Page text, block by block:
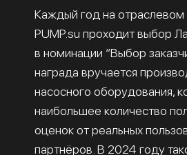
Каждый год на отраслевом
PUMP.su проходит выбор
в номинации “Выбор
награда вручается
насосного оборудования,
наибольшее количество
оценок от реальных
партнёров. В 2024 году